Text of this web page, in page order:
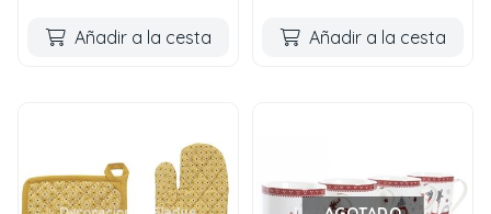
Añadir a la cesta Añadir a la cesta